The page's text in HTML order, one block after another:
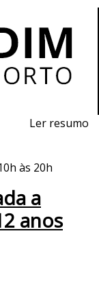
Ler resumo
às 20h
a
anos